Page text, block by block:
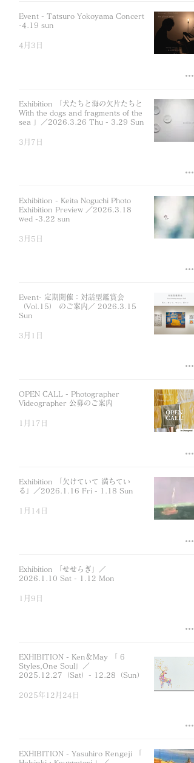
Event - Tatsuro Yokoyama Concert
-4.19 sun
4月3日
Exhibition 「犬たちと海の欠片たちと
With the dogs and fragments of the
sea 」／2026.3.26 Thu - 3.29 Sun
3月7日
Exhibition - Keita Noguchi Photo
Exhibition Preview ／2026.3.18
wed -3.22 sun
3月5日
Event- 定期開催：対話型鑑賞会
（Vol.15） のご案内／ 2026.3.15
Sun
3月1日
OPEN CALL - Photographer
Videographer 公募のご案内
1月17日
Exhibition 「欠けていて 満ちてい
る」／2026.1.16 Fri - 1.18 Sun
1月14日
Exhibition 「せせらぎ」／
2026.1.10 Sat - 1.12 Mon
1月9日
EXHIBITION - Ken＆May 「 6
Styles,One Soul」／
2025.12.27（Sat）- 12.28（Sun）
2025年12月24日
EXHIBITION - Yasuhiro Rengeji 「